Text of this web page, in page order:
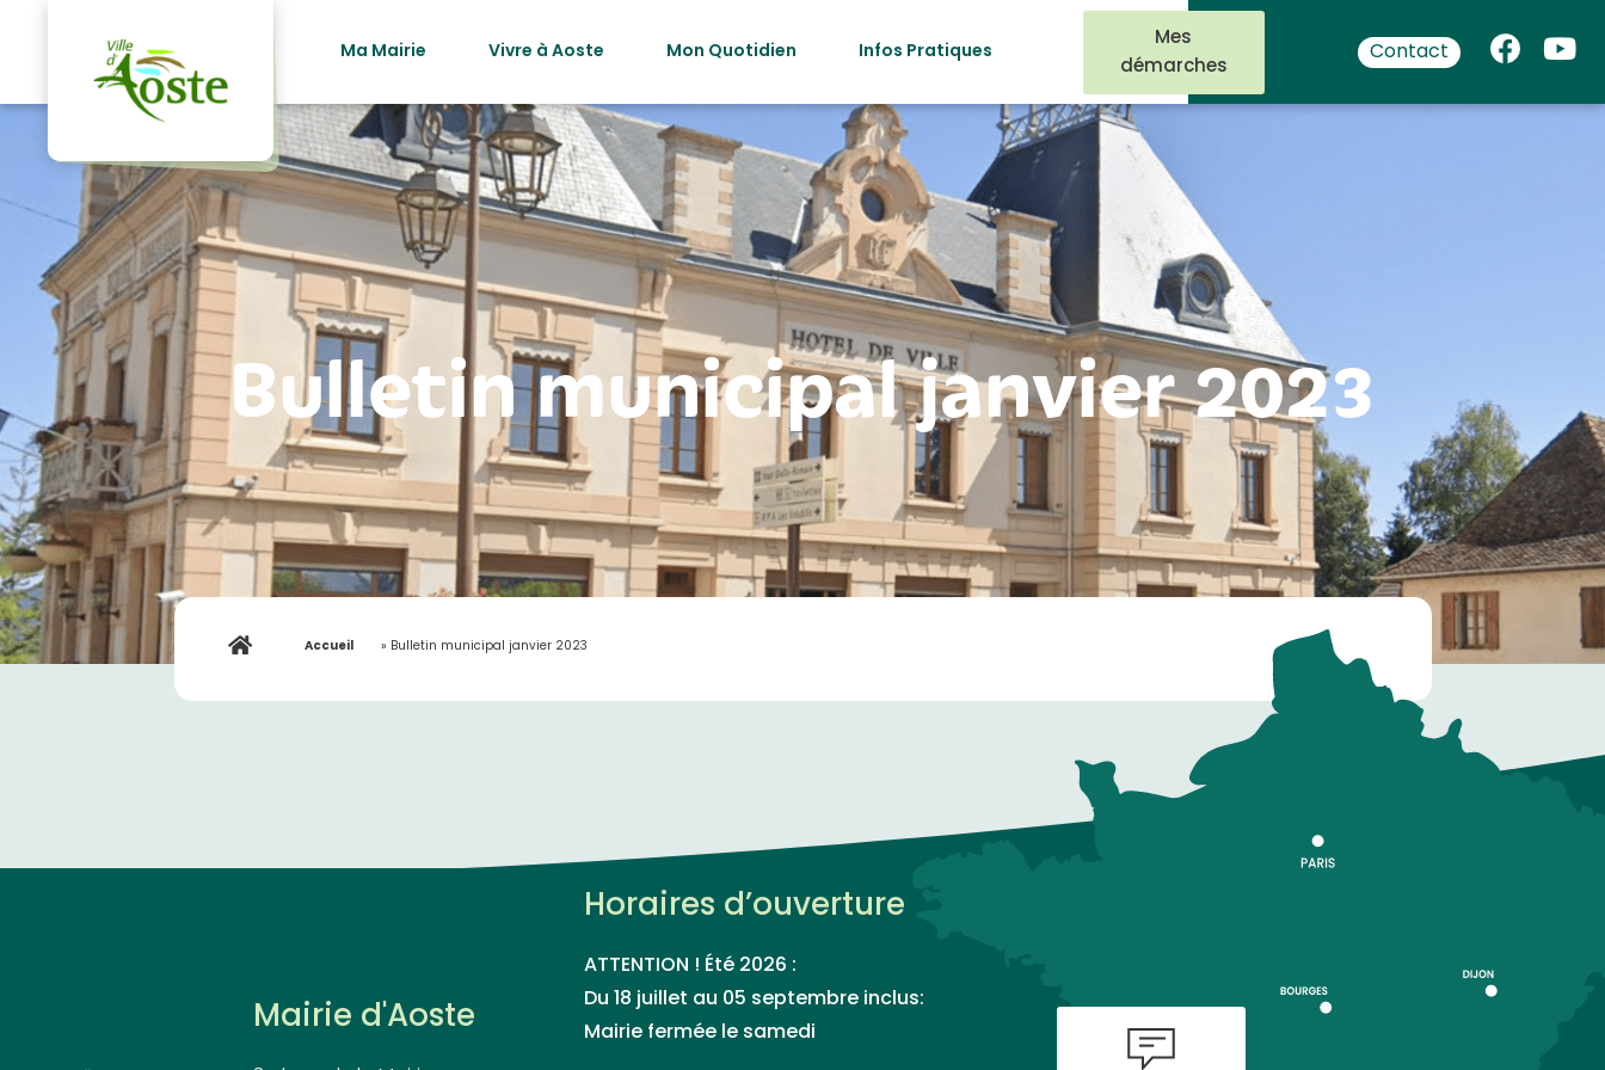
Ma Mairie
Vivre à Aoste Mon Quotidien Infos Pratiques
Mes
démarches
Contact
Bulletin municipal janvier 2023
Accueil » Bulletin municipal janvier 2023
Mairie d'Aoste
Horaires d’ouverture
ATTENTION ! Été 2026 :
Du 18 juillet au 05 septembre inclus:
Mairie fermée le samedi